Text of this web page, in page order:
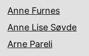
Anne Furnes
Anne Lise Søvde
Arne Pareli